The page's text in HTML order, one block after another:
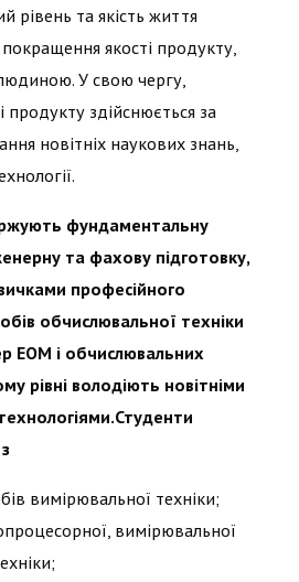
рівень та якість життя
якості продукту,
У свою чергу,
продукту здійснюється за
новітніх наукових знань,
фундаментальну
та фахову підготовку,
професійного
обчислювальної техніки
ЕОМ і обчислювальних
рівні володіють новітніми
вимірювальної техніки;
вимірювальної